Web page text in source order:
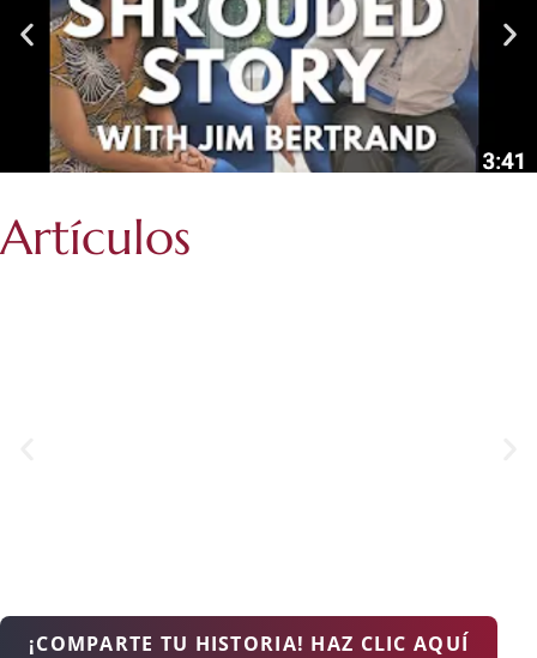
Artículos
¡COMPARTE TU HISTORIA! HAZ CLIC AQUÍ